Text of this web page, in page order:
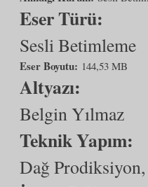
Eser Türü:
Sesli Betimleme
Eser Boyutu: 144,53 MB
Altyazı:
Belgin Yılmaz
Teknik Yapım:
Dağ